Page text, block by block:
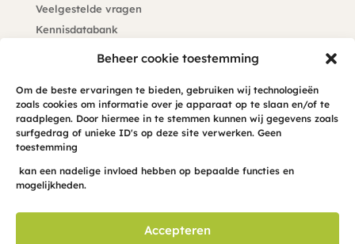
Beheer cookie toestemming
Om de beste ervaringen te bieden, gebruiken wij technologieën
zoals cookies om informatie over je apparaat op te slaan en/of te
raadplegen. Door hiermee in te stemmen kunnen wij gegevens zoals
surfgedrag of unieke ID's op deze site verwerken. Geen
toestemming
kan een nadelige invloed hebben op bepaalde functies en
mogelijkheden.
Accepteren
Veelgestelde vragen
Kennisdatabank
Blijf op de hoogte
Meld je hier aan voor de maandelijkse hond-INFO-cus
in je mailbox